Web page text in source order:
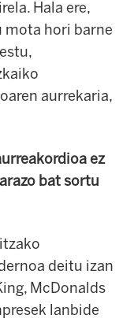
Hala ere,
mota hori barne
aurrekaria,
ez
bat sortu
deitu izan
McDonalds
lanbide